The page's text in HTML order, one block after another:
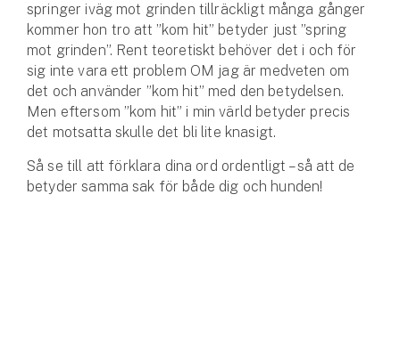
Bostadsrättsförsäkring
Hyresrättsförsäkring
Fritidshusförsäkring
Företag
Företagsförsäkring
springer iväg mot grinden tillräckligt många gånger
kommer hon tro att ”kom hit” betyder just ”spring
mot grinden”. Rent teoretiskt behöver det i och för
sig inte vara ett problem OM jag är medveten om
det och använder ”kom hit” med den betydelsen.
Men eftersom ”kom hit” i min värld betyder precis
det motsatta skulle det bli lite knasigt.
Så se till att förklara dina ord ordentligt – så att de
betyder samma sak för både dig och hunden!